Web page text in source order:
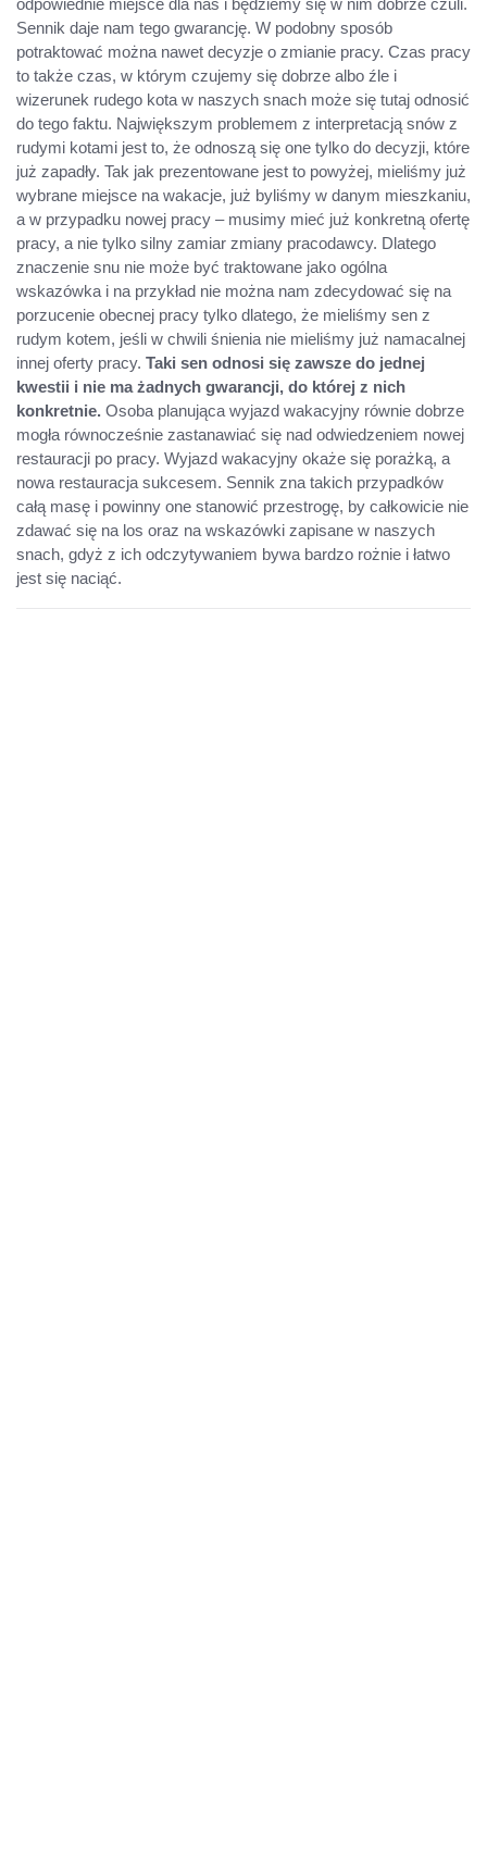
Sennik daje nam tego gwarancję. W podobny sposób
potraktować można nawet decyzje o zmianie pracy. Czas pracy
to także czas, w którym czujemy się dobrze albo źle i
wizerunek rudego kota w naszych snach może się tutaj odnosić
do tego faktu. Największym problemem z interpretacją snów z
rudymi kotami jest to, że odnoszą się one tylko do decyzji, które
już zapadły. Tak jak prezentowane jest to powyżej, mieliśmy już
wybrane miejsce na wakacje, już byliśmy w danym mieszkaniu,
a w przypadku nowej pracy – musimy mieć już konkretną ofertę
pracy, a nie tylko silny zamiar zmiany pracodawcy. Dlatego
znaczenie snu nie może być traktowane jako ogólna
wskazówka i na przykład nie można nam zdecydować się na
porzucenie obecnej pracy tylko dlatego, że mieliśmy sen z
rudym kotem, jeśli w chwili śnienia nie mieliśmy już namacalnej
innej oferty pracy. Taki sen odnosi się zawsze do jednej
kwestii i nie ma żadnych gwarancji, do której z nich
konkretnie. Osoba planująca wyjazd wakacyjny równie dobrze
mogła równocześnie zastanawiać się nad odwiedzeniem nowej
restauracji po pracy. Wyjazd wakacyjny okaże się porażką, a
nowa restauracja sukcesem. Sennik zna takich przypadków
całą masę i powinny one stanowić przestrogę, by całkowicie nie
zdawać się na los oraz na wskazówki zapisane w naszych
snach, gdyż z ich odczytywaniem bywa bardzo rożnie i łatwo
jest się naciąć.